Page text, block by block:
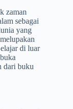
zaman
sebagai
yang
di luar
dari buku